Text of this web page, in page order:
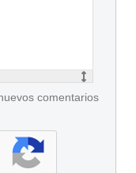
comentarios